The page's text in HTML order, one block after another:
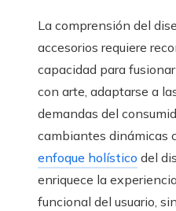
La comprensión del
accesorios requiere
capacidad para
con arte, adaptarse a
demandas del
cambiantes dinámicas
enfoque holístico del
enriquece la
funcional del usuario,